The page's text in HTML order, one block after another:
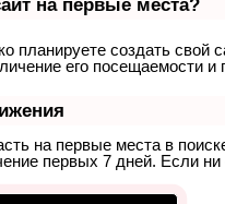
на первые места?
планируете создать свой
его посещаемости
на первые места в
первых 7 дней. Если